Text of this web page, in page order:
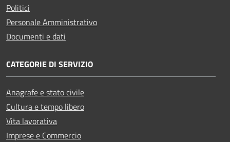
Politici
Personale Amministrativo
Documenti e dati
CATEGORIE DI SERVIZIO
Anagrafe e stato civile
Cultura e tempo libero
Vita lavorativa
Imprese e Commercio